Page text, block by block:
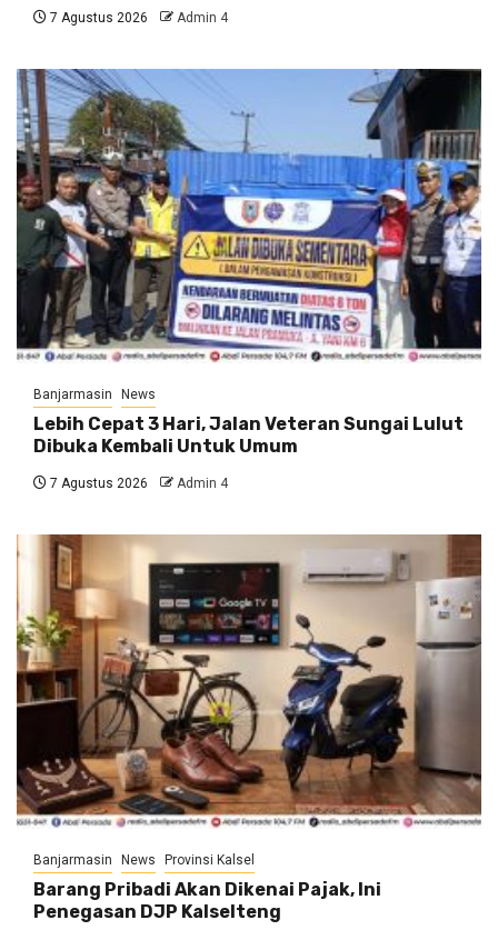
7 Agustus 2026 Admin 4
Banjarmasin News
Lebih Cepat 3 Hari, Jalan Veteran Sungai Lulut
Dibuka Kembali Untuk Umum
7 Agustus 2026 Admin 4
Banjarmasin News Provinsi Kalsel
Barang Pribadi Akan Dikenai Pajak, Ini
Penegasan DJP Kalselteng